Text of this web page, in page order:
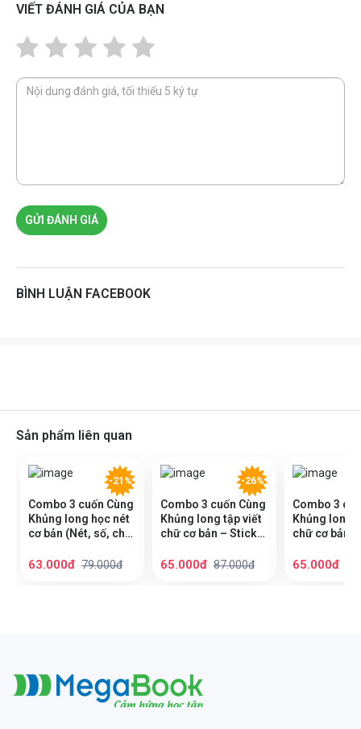
VIẾT ĐÁNH GIÁ CỦA BẠN
GỬI ĐÁNH GIÁ
BÌNH LUẬN FACEBOOK
Sản phẩm liên quan
-21%
Combo 3 cuốn Cùng
Khủng long học nét
cơ bản (Nét, số, chữ
quyển 1,2,3
63.000đ 79.000đ
-26%
Combo 3 cuốn Cùng
Khủng long tập viết
chữ cơ bản – Sticker
65.000đ 87.000đ
Combo 3
Khủng long
chữ cơ bản
65.000đ